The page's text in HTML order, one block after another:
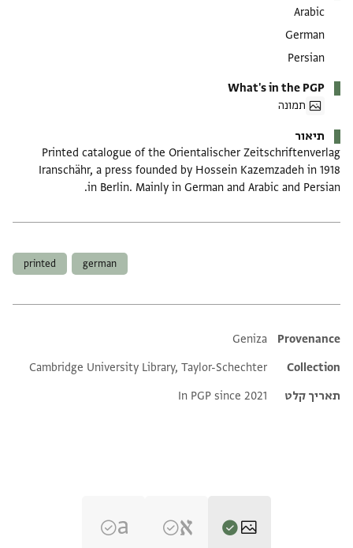
Arabic
German
Persian
What's in the PGP
תמונה
תיאור
Printed catalogue of the Orientalischer Zeitschriftenverlag
Iranschähr, a press founded by Hossein Kazemzadeh in 1918
in Berlin. Mainly in German and Arabic and Persian.
german
printed
Additional metadata
Provenance
Geniza
Collection
Cambridge University Library, Taylor-Schechter
תאריך קלט
In PGP since 2021